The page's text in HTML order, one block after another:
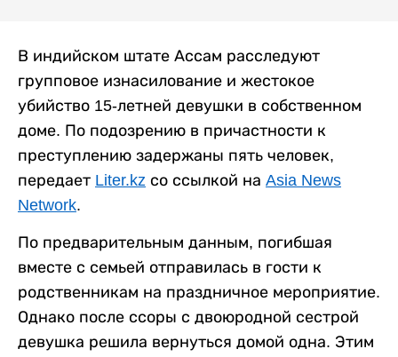
В индийском штате Ассам расследуют
групповое изнасилование и жестокое
убийство 15-летней девушки в собственном
доме. По подозрению в причастности к
преступлению задержаны пять человек,
передает Liter.kz со ссылкой на Asia News
Network.
По предварительным данным, погибшая
вместе с семьей отправилась в гости к
родственникам на праздничное мероприятие.
Однако после ссоры с двоюродной сестрой
девушка решила вернуться домой одна. Этим